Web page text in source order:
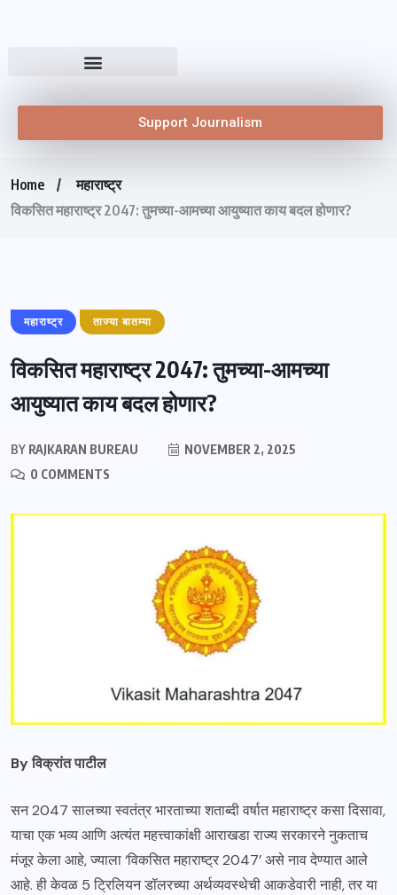
Support Journalism
Home
महाराष्ट्र
विकसित महाराष्ट्र 2047: तुमच्या-आमच्या आयुष्यात काय बदल होणार?
महाराष्ट्र ताज्या बातम्या
विकसित महाराष्ट्र 2047: तुमच्या-आमच्या
आयुष्यात काय बदल होणार?
BY RAJKARAN BUREAU
NOVEMBER 2, 2025
0 COMMENTS
By विक्रांत पाटील
सन 2047 सालच्या स्वतंत्र भारताच्या शताब्दी वर्षात महाराष्ट्र कसा दिसावा,
याचा एक भव्य आणि अत्यंत महत्त्वाकांक्षी आराखडा राज्य सरकारने नुकताच
मंजूर केला आहे, ज्याला ‘विकसित महाराष्ट्र 2047’ असे नाव देण्यात आले
आहे. ही केवळ 5 ट्रिलियन डॉलरच्या अर्थव्यवस्थेची आकडेवारी नाही, तर या